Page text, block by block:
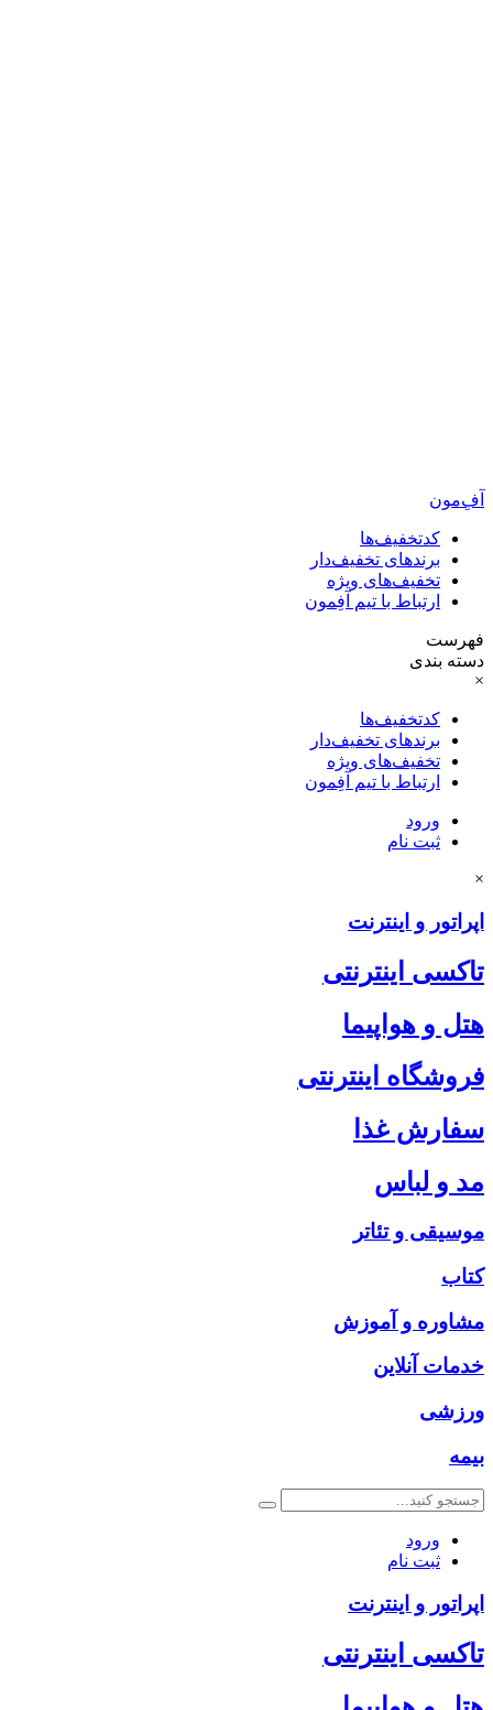
آفِ‌مون
کدتخفیف‌ها
برندهای تخفیف‌دار
تخفیف‌های ویژه
ارتباط با تیم آفِمون
فهرست
دسته بندی
×
کدتخفیف‌ها
برندهای تخفیف‌دار
تخفیف‌های ویژه
ارتباط با تیم آفِمون
ورود
ثبت نام
×
اپراتور و اینترنت
تاکسی اینترنتی
هتل و هواپیما
فروشگاه اینترنتی
سفارش غذا
مد و لباس
موسیقی و تئاتر
کتاب
مشاوره و آموزش
خدمات آنلاین
ورزشی
بیمه
ورود
ثبت نام
اپراتور و اینترنت
تاکسی اینترنتی